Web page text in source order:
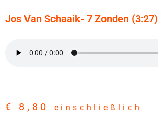
Jos Van Schaaik- 7 Zonden (3:27)
€ 8,80
einschließlich